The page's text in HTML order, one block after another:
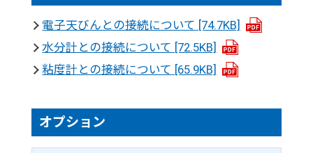
電子天びんとの接続について [74.7KB]
水分計との接続について [72.5KB]
粘度計との接続について [65.9KB]
オプション